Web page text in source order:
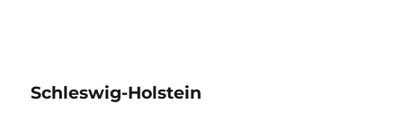
Schleswig-Holstein